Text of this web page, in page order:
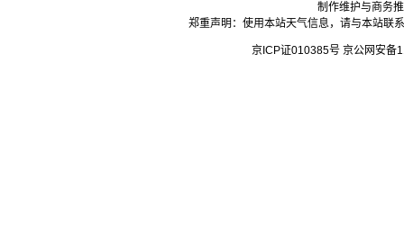
制作维护与商务
郑重声明：使用本站天气信息，请与本站联
京ICP证010385号 京公网安备